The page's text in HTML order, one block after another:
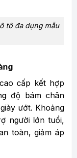
tô đa dụng mẫu
cấp kết hợp
độ bám chân
ướt. Khoảng
người lớn tuổi,
toàn, giảm áp